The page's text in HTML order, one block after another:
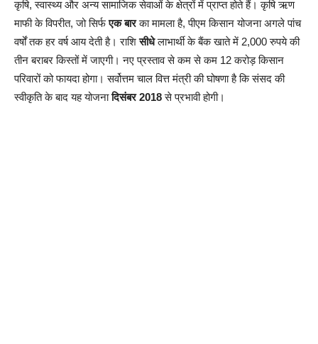
कृषि, स्वास्थ्य और अन्य सामाजिक सेवाओं के क्षेत्रों में प्राप्त होते हैं। कृषि ऋण
माफी के विपरीत, जो सिर्फएक बारका मामला है, पीएम किसान योजना अगले पांच
वर्षों तक हर वर्ष आय देती है। राशिसीधेलाभार्थी के बैंक खाते में 2,000 रुपये की
तीन बराबर किस्तों में जाएगी। नए प्रस्ताव से कम से कम 12 करोड़ किसान
परिवारों को फायदा होगा। सर्वोत्तम चाल वित्त मंत्री की घोषणा है कि संसद की
स्वीकृति के बाद यह योजनादिसंबर 2018से प्रभावी होगी।